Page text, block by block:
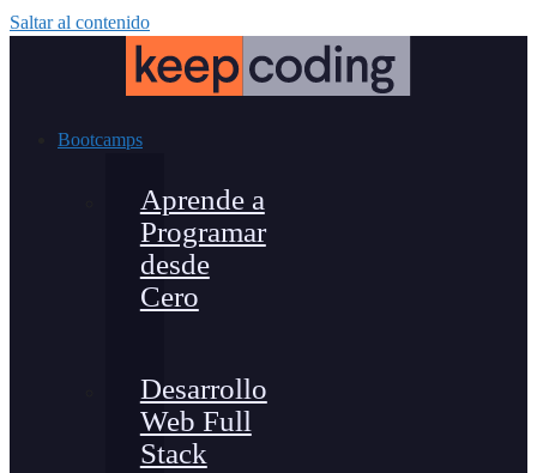
Saltar al contenido
Bootcamps
Aprende a
Programar
desde
Cero
Desarrollo
Web Full
Stack